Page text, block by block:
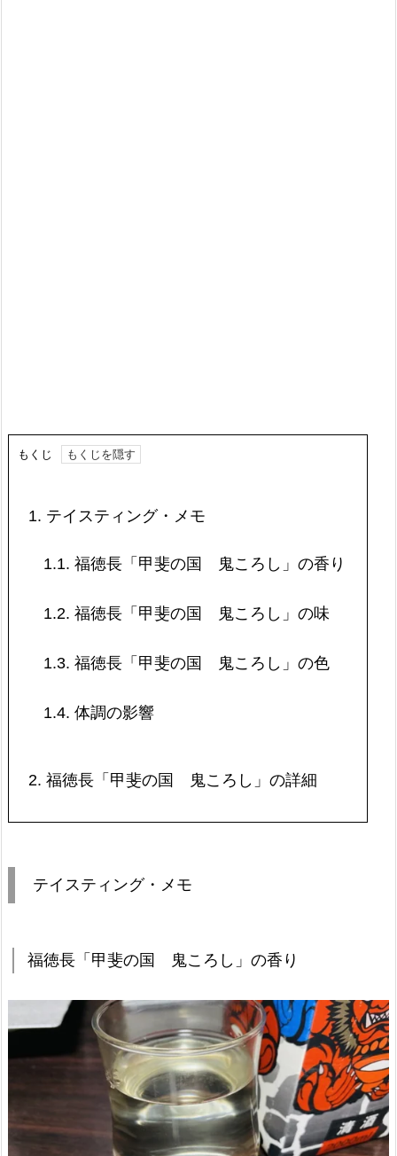
もくじ
1. テイスティング・メモ
1.1. 福徳長「甲斐の国 鬼ころし」の香り
1.2. 福徳長「甲斐の国 鬼ころし」の味
1.3. 福徳長「甲斐の国 鬼ころし」の色
1.4. 体調の影響
2. 福徳長「甲斐の国 鬼ころし」の詳細
テイスティング・メモ
福徳長「甲斐の国 鬼ころし」の香り